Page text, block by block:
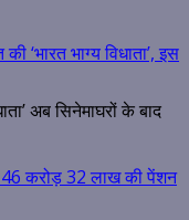
‘भारत भाग्य विधाता’, इस
अब सिनेमाघरों के बाद
करोड़ 32 लाख की पेंशन